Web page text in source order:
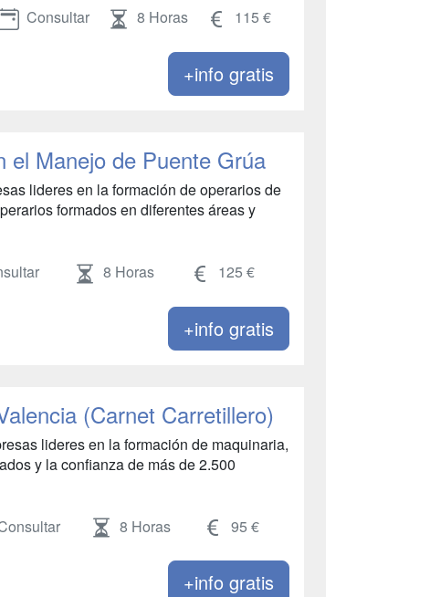
Consultar 8 Horas 115 €
+info gratis
el Manejo de Puente Grúa
lideres en la formación de operarios de
formados en diferentes áreas y
8 Horas 125 €
+info gratis
(Carnet Carretillero)
lideres en la formación de maquinaria,
y la confianza de más de 2.500
8 Horas 95 €
+info gratis